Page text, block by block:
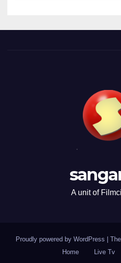
A unit of
Proudly powered by WordPress |
Home
Live Tv